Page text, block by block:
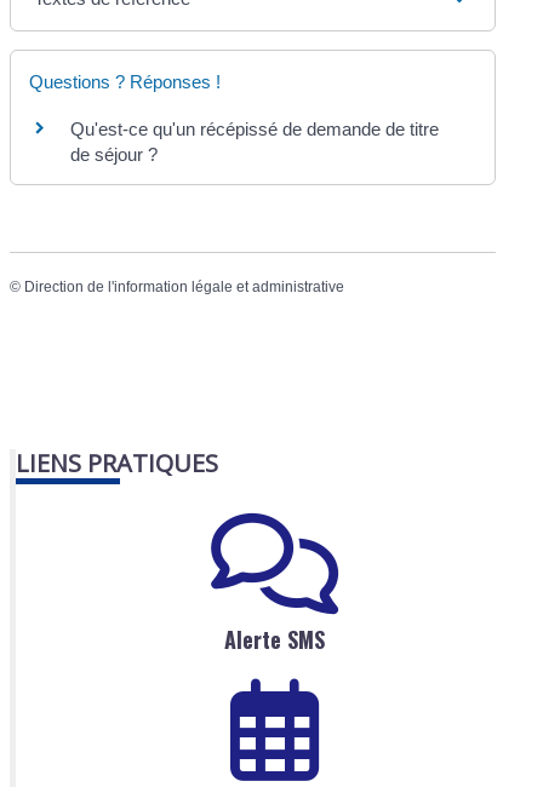
Questions ? Réponses !
Qu'est-ce qu'un récépissé de demande de titre
de séjour ?
© Direction de l'information légale et administrative
LIENS PRATIQUES
Alerte SMS